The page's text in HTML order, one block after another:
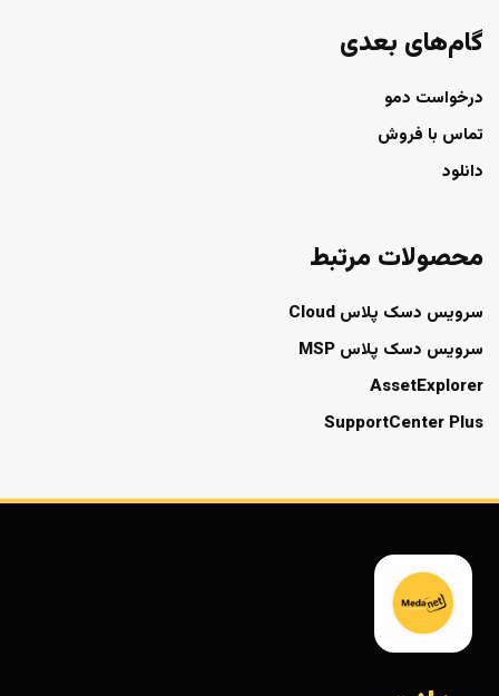
گام‌های بعدی
درخواست دمو
تماس با فروش
دانلود
محصولات مرتبط
سرویس دسک پلاس Cloud
سرویس دسک پلاس MSP
AssetExplorer
SupportCenter Plus